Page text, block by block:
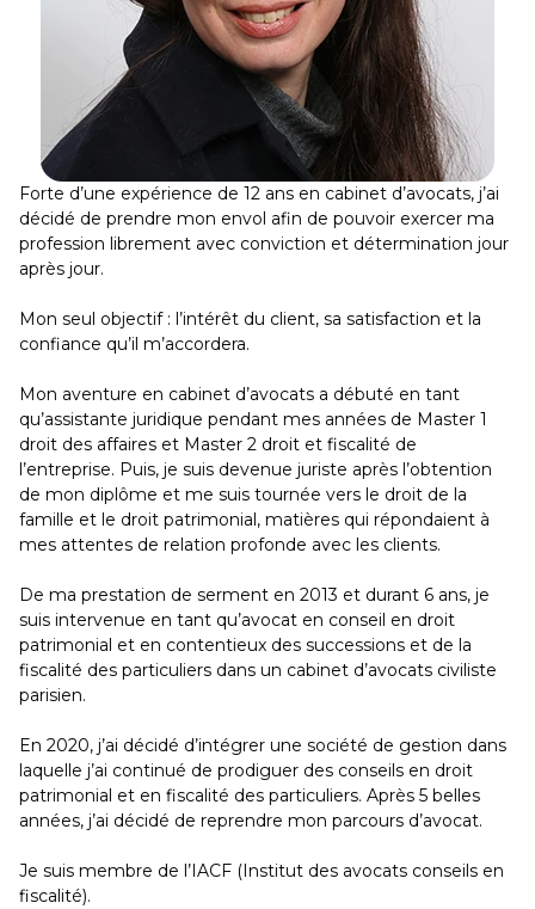
Forte d’une expérience de 12 ans en cabinet d’avocats, j’ai
décidé de prendre mon envol afin de pouvoir exercer ma
profession librement avec conviction et détermination jour
après jour.
Mon seul objectif : l’intérêt du client, sa satisfaction et la
confiance qu’il m’accordera.
Mon aventure en cabinet d’avocats a débuté en tant
qu’assistante juridique pendant mes années de Master 1
droit des affaires et Master 2 droit et fiscalité de
l’entreprise. Puis, je suis devenue juriste après l’obtention
de mon diplôme et me suis tournée vers le droit de la
famille et le droit patrimonial, matières qui répondaient à
mes attentes de relation profonde avec les clients.
De ma prestation de serment en 2013 et durant 6 ans, je
suis intervenue en tant qu’avocat en conseil en droit
patrimonial et en contentieux des successions et de la
fiscalité des particuliers dans un cabinet d’avocats civiliste
parisien.
En 2020, j’ai décidé d’intégrer une société de gestion dans
laquelle j’ai continué de prodiguer des conseils en droit
patrimonial et en fiscalité des particuliers. Après 5 belles
années, j’ai décidé de reprendre mon parcours d’avocat.
Je suis membre de l’IACF (Institut des avocats conseils en
fiscalité).